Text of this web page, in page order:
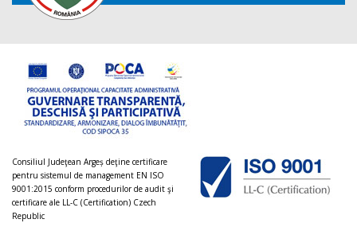
Consiliul Judeţean Argeș deţine certificare
pentru sistemul de management EN ISO
9001:2015 conform procedurilor de audit şi
certificare ale LL-C (Certification) Czech
Republic